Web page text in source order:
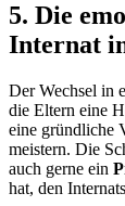
5. Die
Internat
Der Wechsel in
die Eltern eine
eine gründliche
meistern. Die
auch gerne ein
hat, den